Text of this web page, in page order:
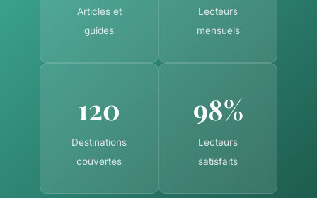
Articles et
guides
Lecteurs
mensuels
120
Destinations
couvertes
98%
Lecteurs
satisfaits